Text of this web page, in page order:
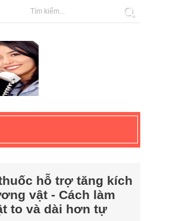
hỗ trợ tăng kích
vật - Cách làm
to và dài hơn tự